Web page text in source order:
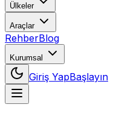
Ülkeler
Araçlar
RehberBlog
Kurumsal
Giriş YapBaşlayın